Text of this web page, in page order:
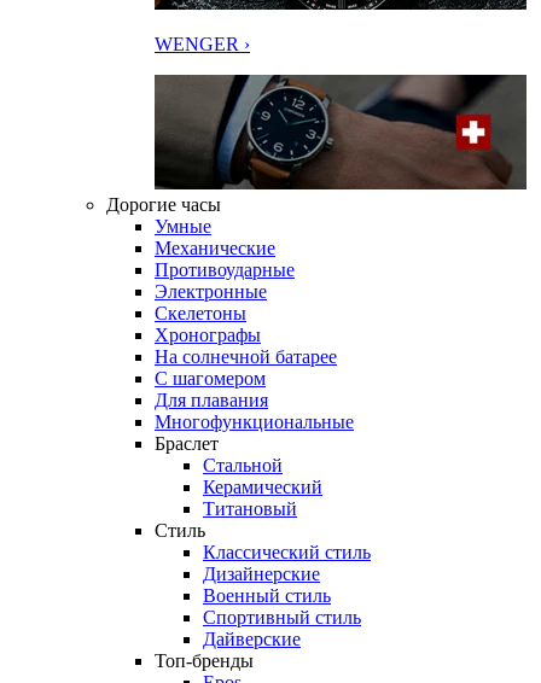
WENGER ›
Дорогие часы
Умные
Механические
Противоударные
Электронные
Скелетоны
Хронографы
На солнечной батарее
С шагомером
Для плавания
Многофункциональные
Браслет
Стальной
Керамический
Титановый
Стиль
Классический стиль
Дизайнерские
Военный стиль
Спортивный стиль
Дайверские
Топ-бренды